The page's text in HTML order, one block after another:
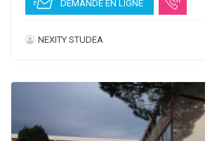
BEC IMMOBILIER